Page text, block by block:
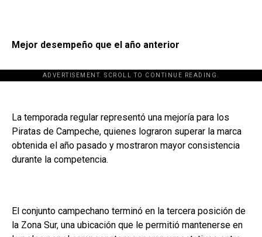
Mejor desempeño que el año anterior
ADVERTISEMENT. SCROLL TO CONTINUE READING.
La temporada regular representó una mejoría para los
Piratas de Campeche, quienes lograron superar la marca
obtenida el año pasado y mostraron mayor consistencia
durante la competencia.
El conjunto campechano terminó en la tercera posición de
la Zona Sur, una ubicación que le permitió mantenerse en